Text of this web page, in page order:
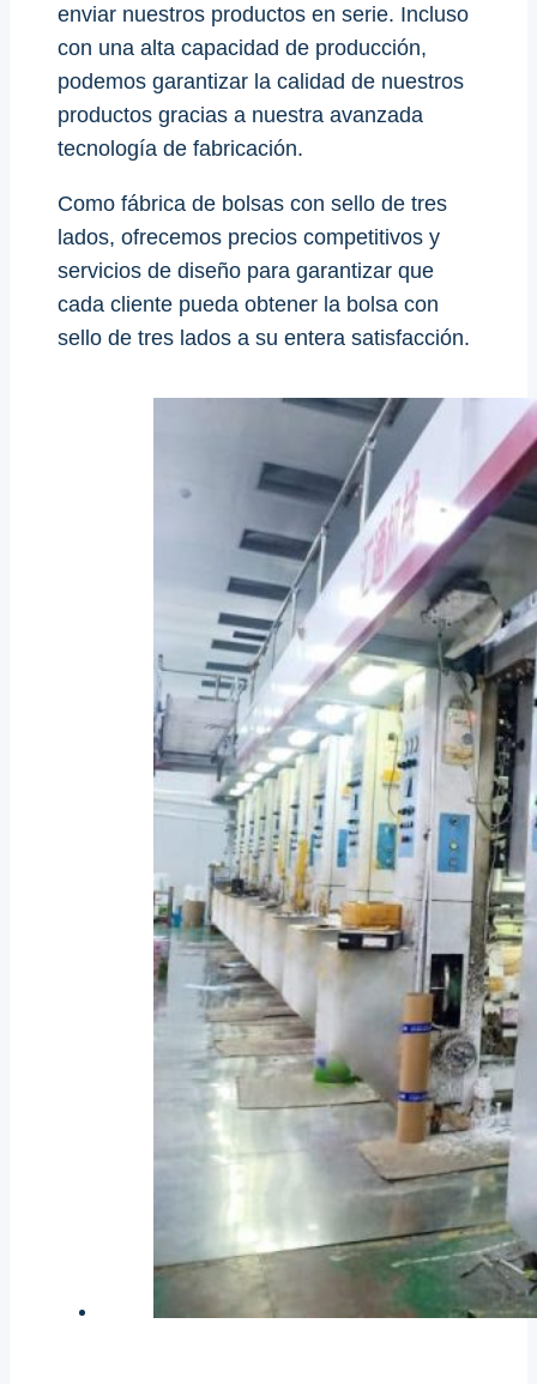
enviar nuestros productos en serie. Incluso
con una alta capacidad de producción,
podemos garantizar la calidad de nuestros
productos gracias a nuestra avanzada
tecnología de fabricación.
Como fábrica de bolsas con sello de tres
lados, ofrecemos precios competitivos y
servicios de diseño para garantizar que
cada cliente pueda obtener la bolsa con
sello de tres lados a su entera satisfacción.